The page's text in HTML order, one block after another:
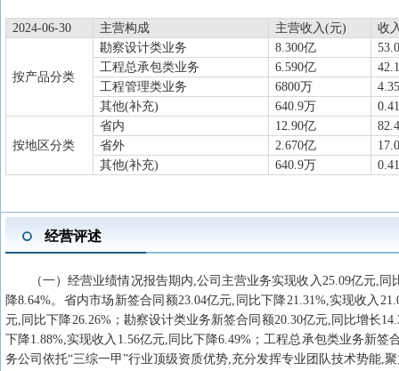
2024-06-30 主营构成 主营收入(元) 收
按产品分类
勘察设计类业务 8.300亿
工程总承包类业务
6.590亿
工程管理类业务
6800万
其他(补充)
640.9万
按地区分类
省内 12.90亿
省外
2.670亿
其他(补充)
640.9万
经营评述
（一）经营业绩情况报告期内,公司主营业务实现收入25.09亿元,
降8.64%。省内市场新签合同额23.04亿元,同比下降21.31%,实现收入
元,同比下降26.26%；勘察设计类业务新签合同额20.30亿元,同比增长
下降1.88%,实现收入1.56亿元,同比下降6.49%；工程总承包类业务新签
务公司依托“三综一甲”行业顶级资质优势,充分发挥专业团队技术势能,